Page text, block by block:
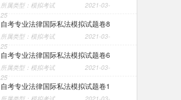
所属类型：模拟考试
2021-03-
25
自考专业法律国际私法模拟试题卷8
所属类型：模拟考试
2021-03-
25
自考专业法律国际私法模拟试题卷6
所属类型：模拟考试
2021-03-
25
自考专业法律国际私法模拟试题卷1
所属类型：模拟考试
2021-03-